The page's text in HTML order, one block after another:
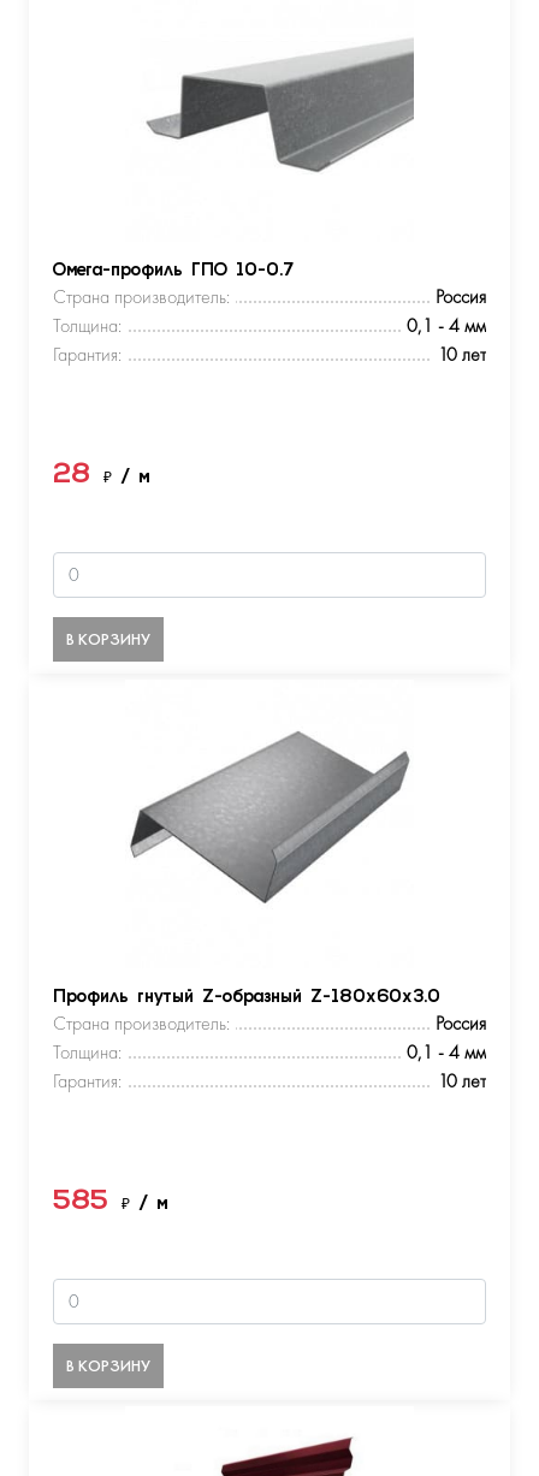
Омега-профиль ГПО 10-0.7
Страна производитель:
Россия
Толщина:
0,1 - 4 мм
Гарантия:
10 лет
28 ₽ / м
В КОРЗИНУ
Профиль гнутый Z-образный Z-180х60х3.0
Страна производитель:
Россия
Толщина:
0,1 - 4 мм
Гарантия:
10 лет
585 ₽ / м
В КОРЗИНУ